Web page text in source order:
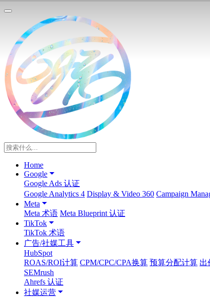
Home
Google
Google Ads 认证
Google Analytics 4 Display & Video 360 Campaign
Meta
Meta 术语 Meta Blueprint 认证
TikTok
TikTok 术语
广告/社媒工具
HubSpot
ROAS/ROI计算 CPM/CPC/CPA换算 预算分配计算 出
SEMrush
Ahrefs 认证
社媒运营